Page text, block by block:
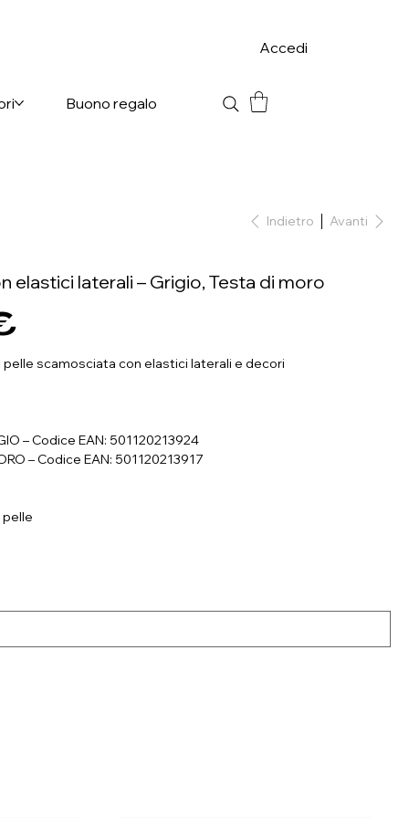
Buono regalo
Accedi
Indietro Avanti
elastici laterali – Grigio, Testa di moro
scamosciata con elastici laterali e decori
– Codice EAN: 501120213924
– Codice EAN: 501120213917